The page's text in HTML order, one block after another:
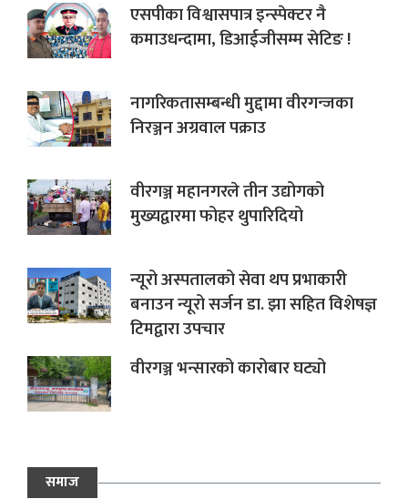
एसपीका विश्वासपात्र इन्स्पेक्टर नै
कमाउधन्दामा, डिआईजीसम्म सेटिङ !
नागरिकतासम्बन्धी मुद्दामा वीरगन्जका
निरञ्जन अग्रवाल पक्राउ
वीरगञ्ज महानगरले तीन उद्योगको
मुख्यद्वारमा फोहर थुपारिदियो
न्यूरो अस्पतालको सेवा थप प्रभाकारी
बनाउन न्यूरो सर्जन डा. झा सहित विशेषज्ञ
टिमद्वारा उपचार
वीरगञ्ज भन्सारको कारोबार घट्यो
समाज